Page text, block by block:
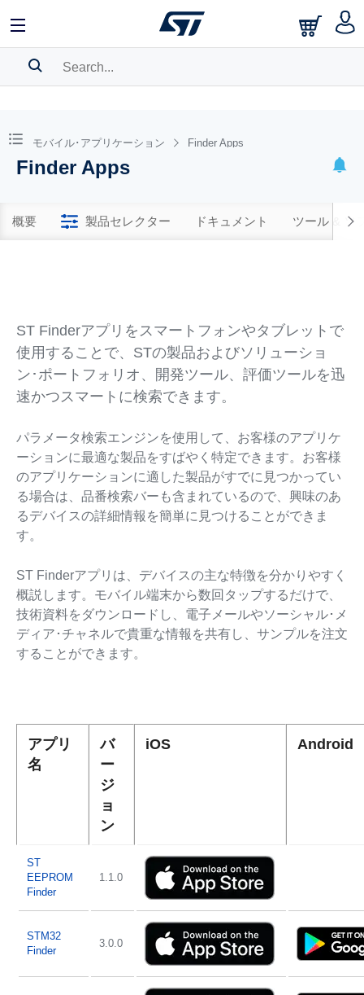
BOOKMARK
Pleaselog into show your saved searches.
モバイル･アプリケーション Finder Apps
Finder Apps
概要 製品セレクター ドキュメント ツール & ソ
ST Finderアプリをスマートフォンやタブレットで
使用することで、STの製品およびソリューショ
ン･ポートフォリオ、開発ツール、評価ツールを迅
速かつスマートに検索できます。
パラメータ検索エンジンを使用して、お客様のアプリケ
ーションに最適な製品をすばやく特定できます。お客様
のアプリケーションに適した製品がすでに見つかってい
る場合は、品番検索バーも含まれているので、興味のあ
るデバイスの詳細情報を簡単に見つけることができま
す。
ST Finderアプリは、デバイスの主な特徴を分かりやすく
概説します。モバイル端末から数回タップするだけで、
技術資料をダウンロードし、電子メールやソーシャル･メ
ディア･チャネルで貴重な情報を共有し、サンプルを注文
することができます。
アプリ
名
バ
ー
ジ
ョ
ン
iOS Android
ST
EEPROM
Finder
1.1.0
STM32
Finder
3.0.0